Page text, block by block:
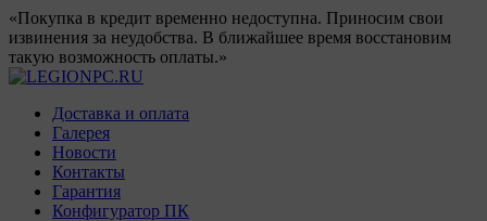
«Покупка в кредит временно недоступна. Приносим свои
извинения за неудобства. В ближайшее время восстановим
такую возможность оплаты.»
Доставка и оплата
Галерея
Новости
Контакты
Гарантия
Конфигуратор ПК